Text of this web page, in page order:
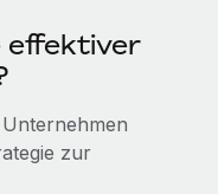
sein Team mit
KI-basierte
effektiver
zur